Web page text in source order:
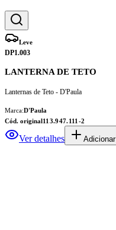
Leve
DP1.003
LANTERNA DE TETO
Lanternas de Teto - D'Paula
Marca:D'Paula
Cód. original113.947.111-2
Ver detalhes Adicionar